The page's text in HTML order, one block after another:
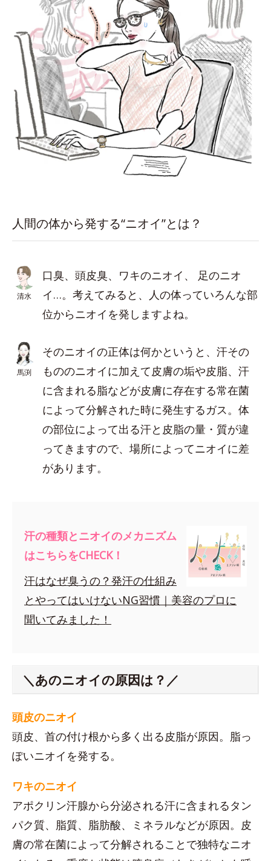
人間の体から発する“ニオイ”とは？
清水
口臭、頭皮臭、ワキのニオイ、 足のニオ
イ…。考えてみると、人の体っていろんな部
位からニオイを発しますよね。
馬渕
そのニオイの正体は何かというと、汗その
もののニオイに加えて皮膚の垢や皮脂、汗
に含まれる脂などが皮膚に存在する常在菌
によって分解された時に発生するガス。体
の部位によって出る汗と皮脂の量・質が違
ってきますので、場所によってニオイに差
があります。
汗の種類とニオイのメカニズム
はこちらをCHECK！
汗はなぜ臭うの？発汗の仕組み
とやってはいけないNG習慣｜美容のプロに
聞いてみました！
＼あのニオイの原因は？／
頭皮のニオイ
頭皮、首の付け根から多く出る皮脂が原因。脂っ
ぽいニオイを発する。
ワキのニオイ
アポクリン汗腺から分泌される汗に含まれるタン
パク質、脂質、脂肪酸、ミネラルなどが原因。皮
膚の常在菌によって分解されることで独特なニオ